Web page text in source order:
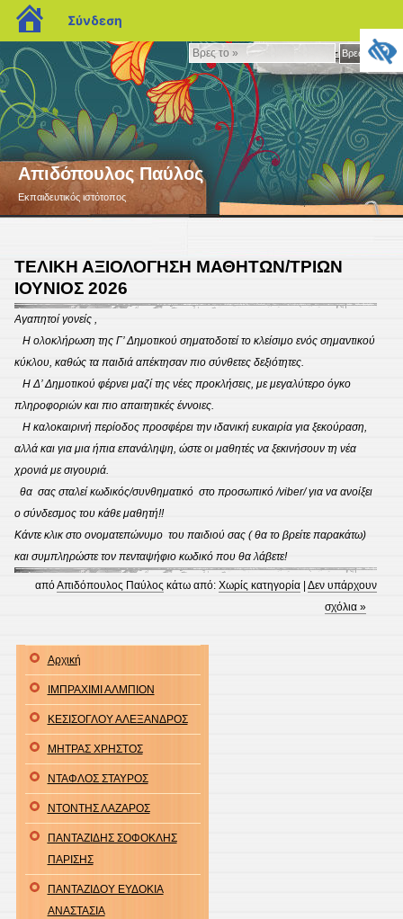
Βρες
το
»
Βρες το »
Απιδόπουλος Παύλος
Εκπαιδευτικός ιστότοπος
ΤΕΛΙΚΗ ΑΞΙΟΛΟΓΗΣΗ ΜΑΘΗΤΩΝ/ΤΡΙΩΝ
ΙΟΥΝΙΟΣ 2026
Αγαπητοί γονείς ,
Η ολοκλήρωση της Γ’ Δημοτικού σηματοδοτεί το κλείσιμο ενός σημαντικού
κύκλου, καθώς τα παιδιά απέκτησαν πιο σύνθετες δεξιότητες.
Η Δ’ Δημοτικού φέρνει μαζί της νέες προκλήσεις, με μεγαλύτερο όγκο
πληροφοριών και πιο απαιτητικές έννοιες.
Η καλοκαιρινή περίοδος προσφέρει την ιδανική ευκαιρία για ξεκούραση,
αλλά και για μια ήπια επανάληψη, ώστε οι μαθητές να ξεκινήσουν τη νέα
χρονιά με σιγουριά.
θα σας σταλεί κωδικός/συνθηματικό στο προσωπικό /viber/ για να ανοίξει
ο σύνδεσμος του κάθε μαθητή!!
Κάντε κλικ στο ονοματεπώνυμο του παιδιού σας ( θα το βρείτε παρακάτω)
και συμπληρώστε τον πενταψήφιο κωδικό που θα λάβετε!
απόΑπιδόπουλος Παύλος κάτω από:Χωρίς κατηγορία |Δεν υπάρχουν
σχόλια »
Αρχική
ΙΜΠΡΑΧΙΜΙ ΑΛΜΠΙΟΝ
ΚΕΣΙΣΟΓΛΟΥ ΑΛΕΞΑΝΔΡΟΣ
ΜΗΤΡΑΣ ΧΡΗΣΤΟΣ
ΝΤΑΦΛΟΣ ΣΤΑΥΡΟΣ
ΝΤΟΝΤΗΣ ΛΑΖΑΡΟΣ
ΠΑΝΤΑΖΙΔΗΣ ΣΟΦΟΚΛΗΣ
ΠΑΡΙΣΗΣ
ΠΑΝΤΑΖΙΔΟΥ ΕΥΔΟΚΙΑ
ΑΝΑΣΤΑΣΙΑ
blogs.sch.gr
Σύνδεση